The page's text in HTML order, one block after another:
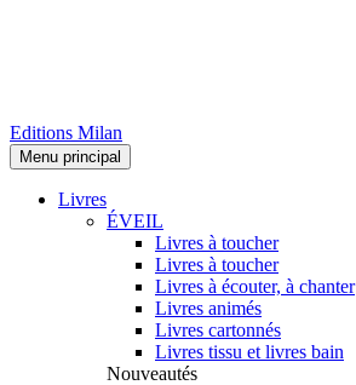
Editions Milan
Menu principal
Livres
ÉVEIL
Livres à toucher
Livres à toucher
Livres à écouter, à chanter
Livres animés
Livres cartonnés
Livres tissu et livres bain
Nouveautés